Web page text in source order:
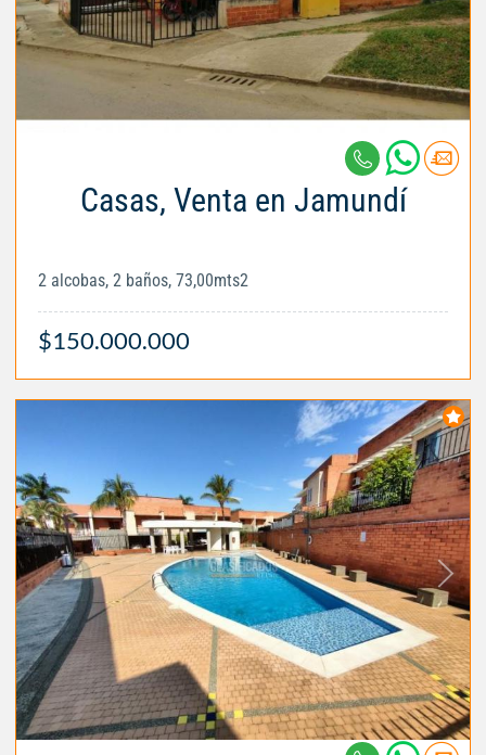
Casas, Venta en Jamundí
2 alcobas, 2 baños, 73,00mts2
$150.000.000